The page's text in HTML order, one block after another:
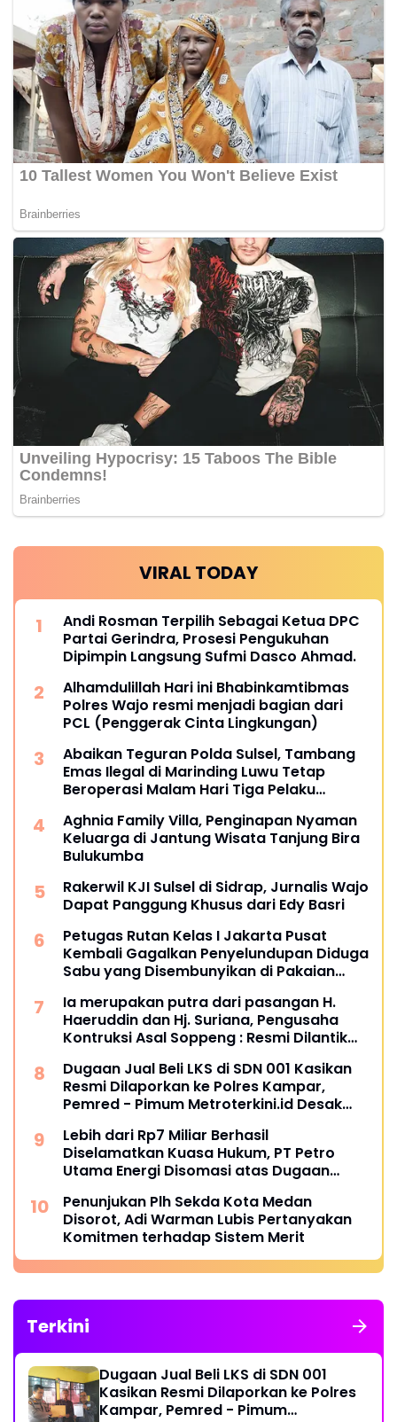
VIRAL TODAY
Andi Rosman Terpilih Sebagai Ketua DPC
Partai Gerindra, Prosesi Pengukuhan
Dipimpin Langsung Sufmi Dasco Ahmad.
Alhamdulillah Hari ini Bhabinkamtibmas
Polres Wajo resmi menjadi bagian dari
PCL (Penggerak Cinta Lingkungan)
Abaikan Teguran Polda Sulsel, Tambang
Emas Ilegal di Marinding Luwu Tetap
Beroperasi Malam Hari Tiga Pelaku
Aghnia Family Villa, Penginapan Nyaman
Keluarga di Jantung Wisata Tanjung Bira
Bulukumba
Rakerwil KJI Sulsel di Sidrap, Jurnalis Wajo
Dapat Panggung Khusus dari Edy Basri
Petugas Rutan Kelas I Jakarta Pusat
Kembali Gagalkan Penyelundupan Diduga
Sabu yang Disembunyikan di Pakaian
Ia merupakan putra dari pasangan H.
Haeruddin dan Hj. Suriana, Pengusaha
Kontruksi Asal Soppeng : Resmi Dilantik
Dugaan Jual Beli LKS di SDN 001 Kasikan
Resmi Dilaporkan ke Polres Kampar,
Pemred - Pimum Metroterkini.id Desak
Lebih dari Rp7 Miliar Berhasil
Diselamatkan Kuasa Hukum, PT Petro
Utama Energi Disomasi atas Dugaan
Penunjukan Plh Sekda Kota Medan
Disorot, Adi Warman Lubis Pertanyakan
Komitmen terhadap Sistem Merit
Terkini
Dugaan Jual Beli LKS di SDN 001
Kasikan Resmi Dilaporkan ke Polres
Kampar, Pemred - Pimum